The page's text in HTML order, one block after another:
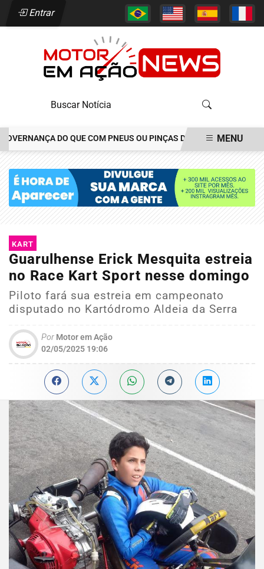
Entrar
DO QUE COM PNEUS OU PINÇAS DE FREIOS MENU
KART
Guarulhense Erick Mesquita estreia
no Race Kart Sport nesse domingo
Piloto fará sua estreia em campeonato
disputado no Kartódromo Aldeia da Serra
Por Motor em Ação
02/05/2025 19:06